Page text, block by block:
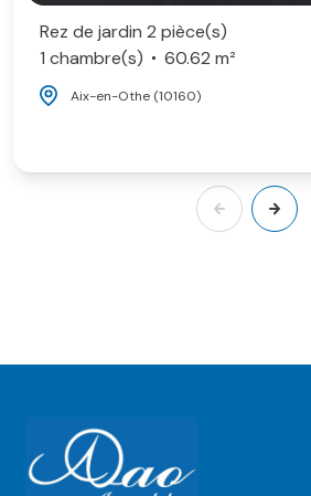
Rez de jardin 2 pièce(s)
1 chambre(s)
60.62 m²
Aix-en-Othe (10160)